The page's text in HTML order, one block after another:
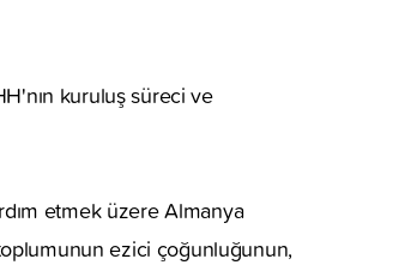
kuruluş süreci ve
etmek üzere Almanya
ezici çoğunluğunun,